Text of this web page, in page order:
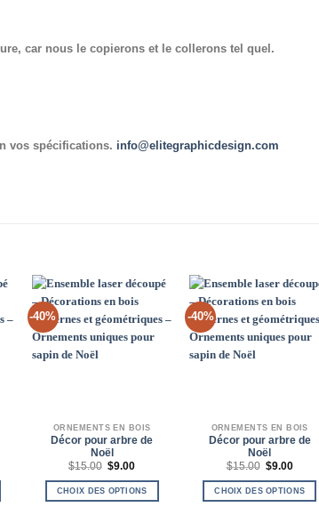
car nous le copierons et le collerons tel quel.
vos spécifications. info@elitegraphicdesign.com
-40%
Add to
Wishlist
ORNEMENTS EN BOIS
Décor pour arbre de
Noël
$15.00 Le
initial
était :
$15.00.
$9.00Le
actuel
est :
$9.00.
CHOIX DES OPTIONS
-40%
Add to
Wishlist
ORNEMENTS EN BOIS
Décor pour arbre de
Noël
$15.00 Le
initial
était :
$15.00.
$9.00Le
actuel
est :
$9.00.
CHOIX DES OPTIONS